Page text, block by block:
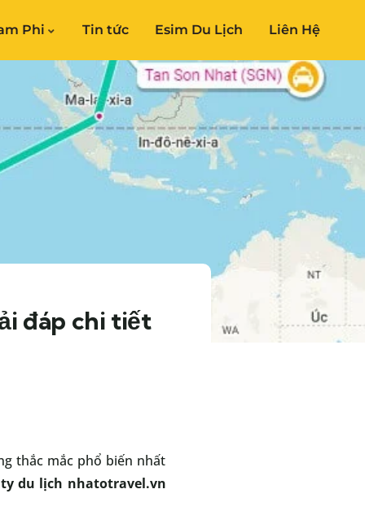
Phi Tin tức Esim Du Lịch Liên Hệ
đáp chi tiết
thắc mắc phổ biến nhất
du lịch nhatotravel.vn